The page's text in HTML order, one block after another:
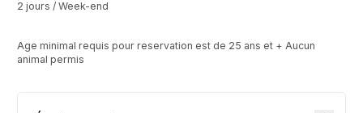
2 jours / Week-end
Age minimal requis pour reservation est de 25 ans et + Aucun
animal permis